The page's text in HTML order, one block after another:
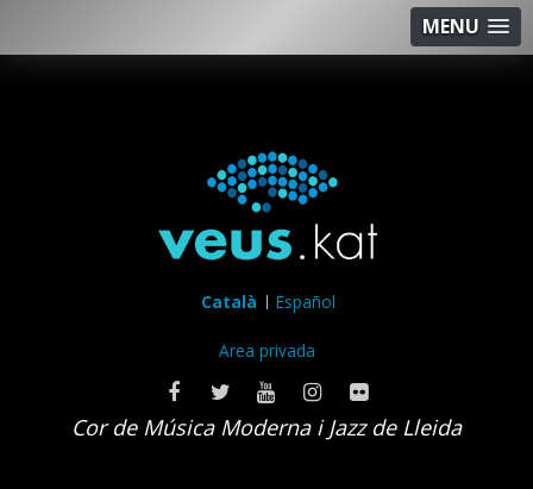
MENU
Català Español
Area privada
Cor de Música Moderna i Jazz de Lleida